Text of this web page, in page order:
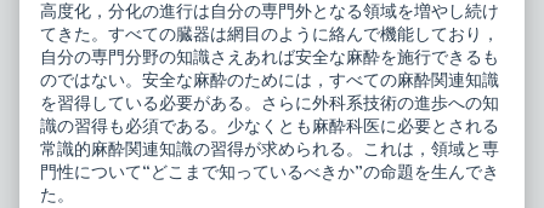
高度化，分化の進行は自分の専門外となる領域を増やし続け
てきた。すべての臓器は網目のように絡んで機能しており，
自分の専門分野の知識さえあれば安全な麻酔を施行できるも
のではない。安全な麻酔のためには，すべての麻酔関連知識
を習得している必要がある。さらに外科系技術の進歩への知
識の習得も必須である。少なくとも麻酔科医に必要とされる
常識的麻酔関連知識の習得が求められる。これは，領域と専
門性について“どこまで知っているべきか”の命題を生んでき
た。